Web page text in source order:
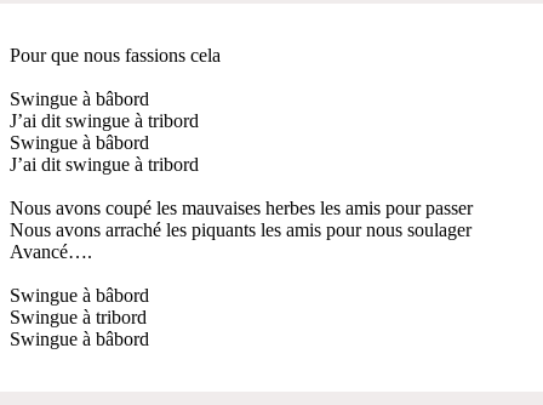
Pour que nous fassions cela
Swingue à bâbord
J’ai dit swingue à tribord
Swingue à bâbord
J’ai dit swingue à tribord
Nous avons coupé les mauvaises herbes les amis pour passer
Nous avons arraché les piquants les amis pour nous soulager
Avancé….
Swingue à bâbord
Swingue à tribord
Swingue à bâbord